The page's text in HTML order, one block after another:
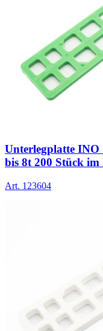
Unterlegplatte INO
bis 8t 200 Stück
Art. 123604